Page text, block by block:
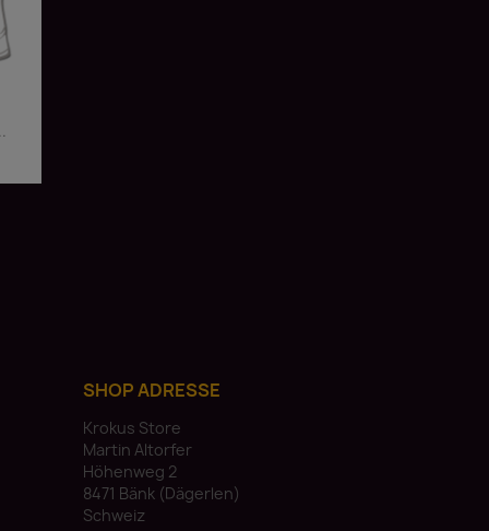
SHOP ADRESSE
Krokus Store
Martin Altorfer
Höhenweg 2
8471 Bänk (Dägerlen)
Schweiz